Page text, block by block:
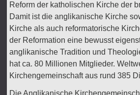
Reform der katholischen Kirche der
Damit ist die anglikanische Kirche
Kirche als auch reformatorische
der Reformation eine bewusst
anglikanische Tradition und
hat ca. 80 Millionen Mitglieder.
Kirchengemeinschaft aus rund 385
Die Anglikanische